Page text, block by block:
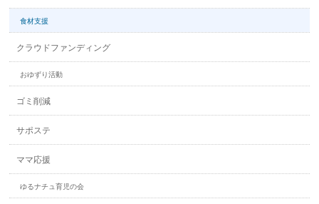
食材支援
クラウドファンディング
おゆずり活動
ゴミ削減
サポステ
ママ応援
ゆるナチュ育児の会